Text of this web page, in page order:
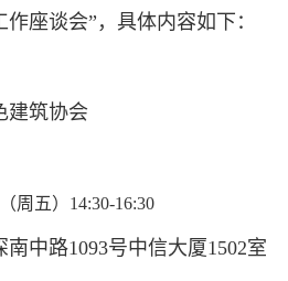
座谈会”，具体内容如下：
建筑协会
（周五）14:30-16:30
中路1093号中信大厦1502室